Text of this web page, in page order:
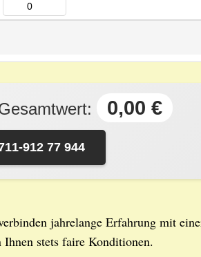
0,00 €
912 77 944
jahrelange Erfahrung mit
Ihnen stets faire Konditionen.